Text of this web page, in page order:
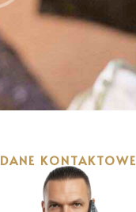
DANE KONTAKTOWE